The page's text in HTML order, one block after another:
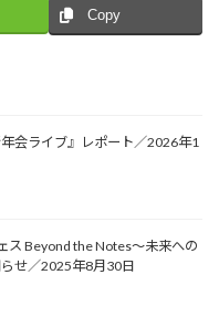
Copy
会ライブ』レポート／2026年1
ス Beyond the Notes～未来への
せ／2025年8月30日